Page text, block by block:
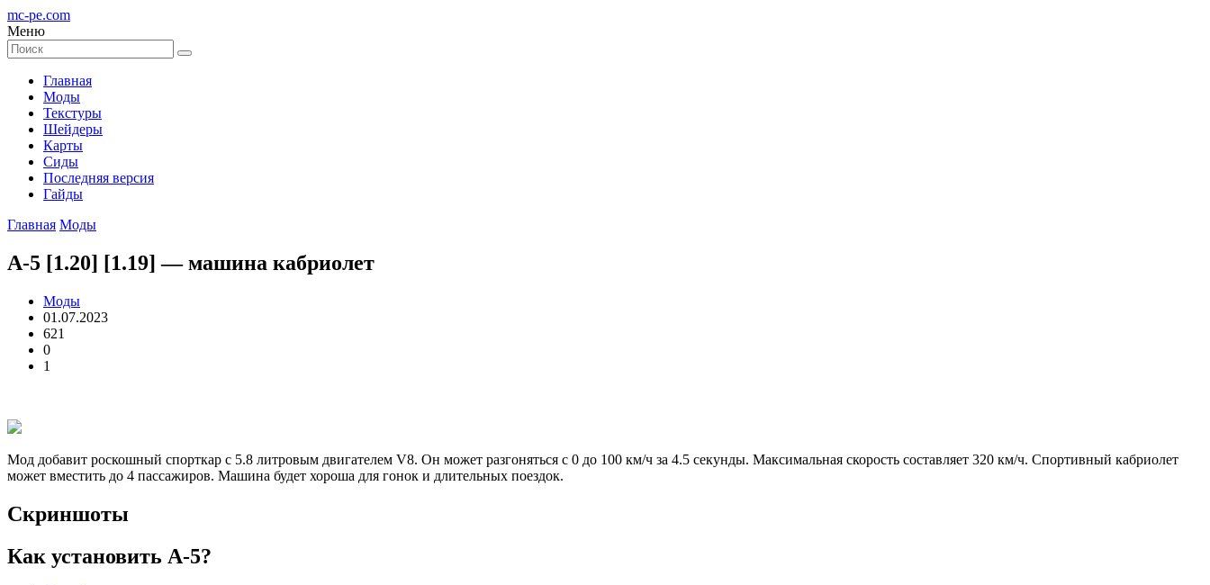
mc-pe.com
Меню
Главная
Моды
Текстуры
Шейдеры
Карты
Сиды
Последняя версия
Гайды
Главная Моды
A-5 [1.20] [1.19] — машина кабриолет
Моды
01.07.2023
621
0
1
Мод добавит роскошный спорткар с 5.8 литровым двигателем V8. Он может разгоняться с 0 до 100 км/ч за 4.5 секунды. Максимальная скорость составляет 320 км/ч. Спортивный кабриолет
может вместить до 4 пассажиров. Машина будет хороша для гонок и длительных поездок.
Скриншоты
Как установить A-5?